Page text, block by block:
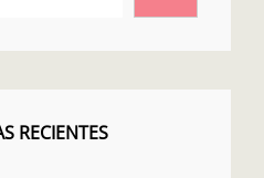
RECIENTES